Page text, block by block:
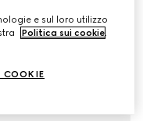
e sul loro utilizzo
Politica sui cookie.
COOKIE